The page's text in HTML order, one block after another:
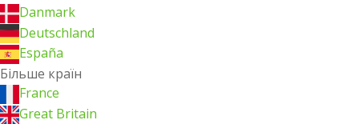
Danmark
Deutschland
España
Більше країн
France
Great Britain